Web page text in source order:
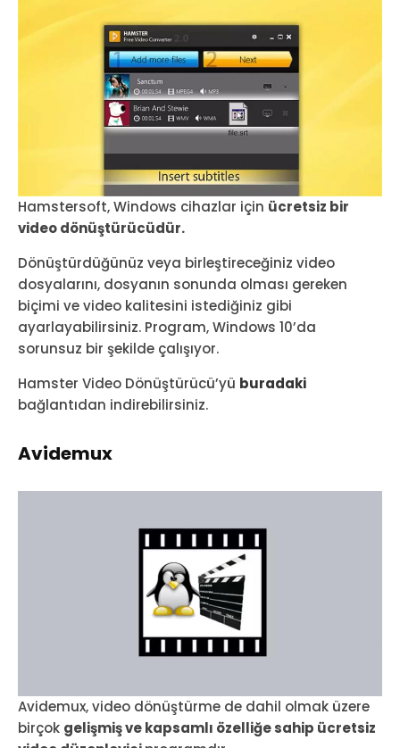
Hamstersoft, Windows cihazlar için ücretsiz bir
video dönüştürücüdür.
Dönüştürdüğünüz veya birleştireceğiniz video
dosyalarını, dosyanın sonunda olması gereken
biçimi ve video kalitesini istediğiniz gibi
ayarlayabilirsiniz. Program, Windows 10’da
sorunsuz bir şekilde çalışıyor.
Hamster Video Dönüştürücü’yü buradaki
bağlantıdan indirebilirsiniz.
Avidemux
Avidemux, video dönüştürme de dahil olmak üzere
birçok gelişmiş ve kapsamlı özelliğe sahip ücretsiz